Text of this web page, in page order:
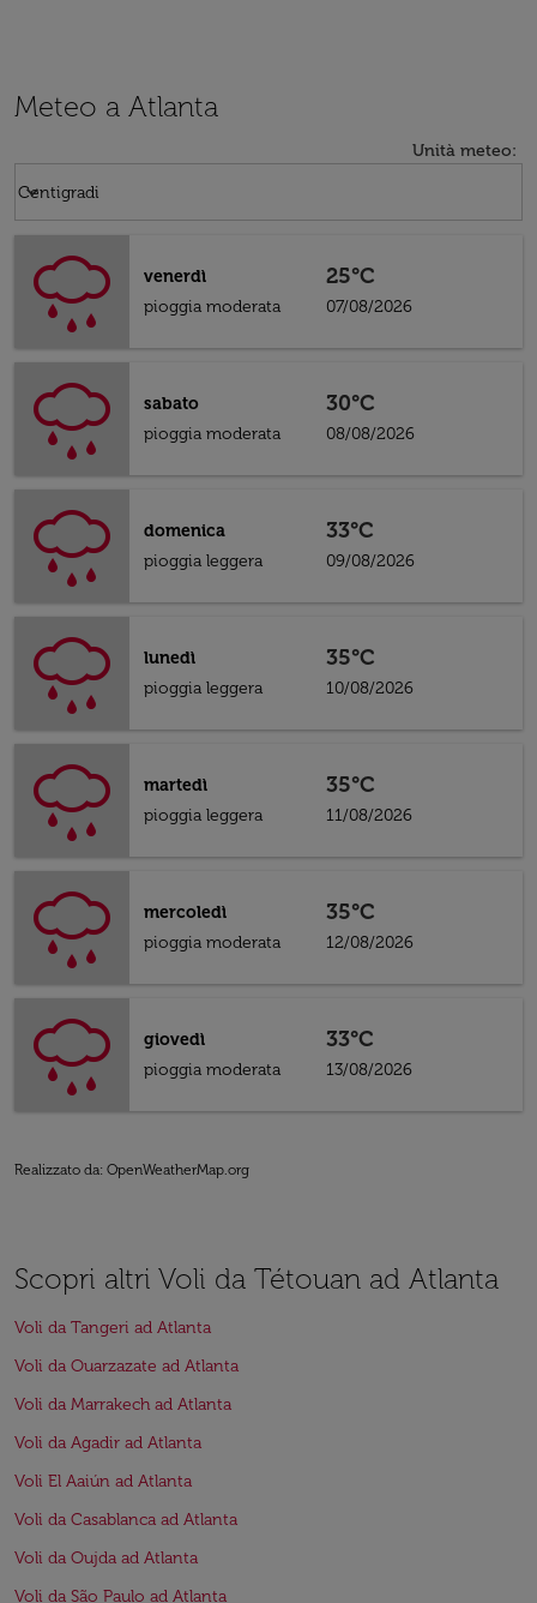
Meteo a Atlanta
Unità meteo:
Centigradi
keyboard_arrow_down
venerdì
pioggia moderata
25°C
07/08/2026
sabato
pioggia moderata
30°C
08/08/2026
domenica
pioggia leggera
33°C
09/08/2026
lunedì
pioggia leggera
35°C
10/08/2026
martedì
pioggia leggera
35°C
11/08/2026
mercoledì
pioggia moderata
35°C
12/08/2026
giovedì
pioggia moderata
33°C
13/08/2026
Realizzato da: OpenWeatherMap.org
Scopri altri Voli da Tétouan ad Atlanta
Voli da Tangeri ad Atlanta
Voli da Ouarzazate ad Atlanta
Voli da Marrakech ad Atlanta
Voli da Agadir ad Atlanta
Voli El Aaiún ad Atlanta
Voli da Casablanca ad Atlanta
Voli da Oujda ad Atlanta
Voli da São Paulo ad Atlanta